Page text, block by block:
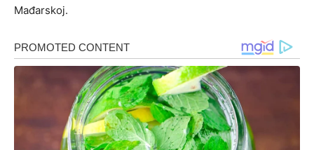
Mađarskoj.